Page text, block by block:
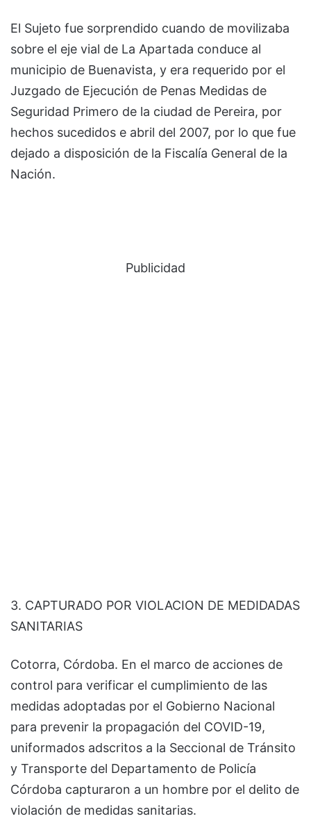
El Sujeto fue sorprendido cuando de movilizaba
sobre el eje vial de La Apartada conduce al
municipio de Buenavista, y era requerido por el
Juzgado de Ejecución de Penas Medidas de
Seguridad Primero de la ciudad de Pereira, por
hechos sucedidos e abril del 2007, por lo que fue
dejado a disposición de la Fiscalía General de la
Nación.
Publicidad
3. CAPTURADO POR VIOLACION DE MEDIDADAS
SANITARIAS
Cotorra, Córdoba. En el marco de acciones de
control para verificar el cumplimiento de las
medidas adoptadas por el Gobierno Nacional
para prevenir la propagación del COVID-19,
uniformados adscritos a la Seccional de Tránsito
y Transporte del Departamento de Policía
Córdoba capturaron a un hombre por el delito de
violación de medidas sanitarias.